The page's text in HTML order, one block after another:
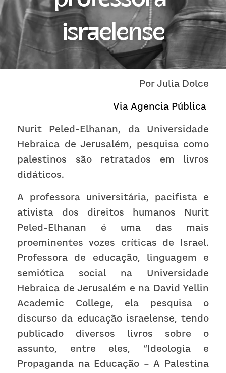
Receba atualizações
israelense
Por Julia Dolce
Via Agencia Pública
Nurit Peled-Elhanan, da Universidade
Hebraica de Jerusalém, pesquisa como
palestinos são retratados em livros
didáticos.
A professora universitária, pacifista e
ativista dos direitos humanos Nurit
Peled-Elhanan é uma das mais
proeminentes vozes críticas de Israel.
Professora de educação, linguagem e
semiótica social na Universidade
Hebraica de Jerusalém e na David Yellin
Academic College, ela pesquisa o
discurso da educação israelense, tendo
publicado diversos livros sobre o
assunto, entre eles, “Ideologia e
Propaganda na Educação – A Palestina